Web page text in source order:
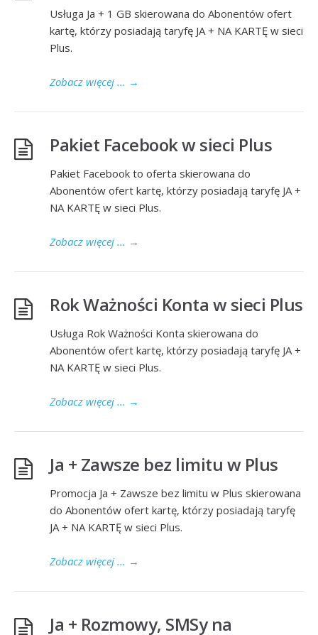
Usługa Ja + 1 GB skierowana do Abonentów ofert
kartę, którzy posiadają taryfę JA + NA KARTĘ w sieci
Plus.
Zobacz więcej ... →
Pakiet Facebook w sieci Plus
Pakiet Facebook to oferta skierowana do
Abonentów ofert kartę, którzy posiadają taryfę JA +
NA KARTĘ w sieci Plus.
Zobacz więcej ... →
Rok Ważności Konta w sieci Plus
Usługa Rok Ważności Konta skierowana do
Abonentów ofert kartę, którzy posiadają taryfę JA +
NA KARTĘ w sieci Plus.
Zobacz więcej ... →
Ja + Zawsze bez limitu w Plus
Promocja Ja + Zawsze bez limitu w Plus skierowana
do Abonentów ofert kartę, którzy posiadają taryfę
JA + NA KARTĘ w sieci Plus.
Zobacz więcej ... →
Ja + Rozmowy, SMSy na